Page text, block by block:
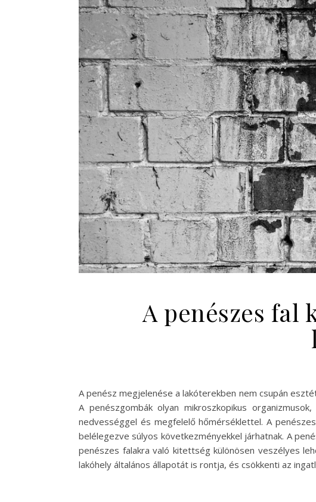
A penészes fal
A penész megjelenése a lakóterekben nem csupán
A penészgombák olyan mikroszkopikus
nedvességgel és megfelelő hőmérséklettel. A
belélegezve súlyos következményekkel járhatnak. A
penészes falakra való kitettség különösen veszélyes
lakóhely általános állapotát is rontja, és csökkenti az